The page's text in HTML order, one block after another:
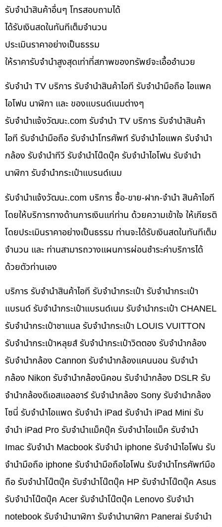
รับจำนำสินค้าอื่นๆ โทรสอบถามได้
ได้รับเงินสดในทันทีเต็มจำนวน
ประเมินราคาอย่างเป็นธรรม
ให้ราคารับจำนำสูงสุดเท่าที่สภาพของทรัพย์จะเอื้ออำนวย
รับจำนำ TV บริการ รับจำนำสินค้าไอที รับจำนำมือถือ ไอแพค
ไอโฟน นาฬิกา และ ของแบรนด์เนมต่างๆ
รับจํานําแจ้งวัฒนะ.com รับจำนำ TV บริการ รับจำนำสินค้า
ไอที รับจำนำมือถือ รับจำนำโทรศัพท์ รับจำนำไอแพค รับจำนำ
กล้อง รับจำนำทีวี รับจำนำโน๊ดบุ๊ค รับจำนำไอโฟน รับจำนำ
นาฬิกา รับจำนำกระเป๋าแบรนด์เนม
รับจํานําแจ้งวัฒนะ.com บริการ ซื้อ-ขาย-ฝาก-จำนำ สินค้าไอที
โดยให้บริการทางด้านการเงินแก่ท่าน ด้วยความเข้าใจ ให้เกียรติ
โดยประเมินราคาอย่างเป็นธรรม ท่านจะได้รับเงินสดในทันทีเต็ม
จำนวน และ ท่านสามารถวางแผนการผ่อนชำระค่าบริการได้
ด้วยตัวท่านเอง
บริการ รับจำนำสินค้าไอที รับจำนำกระเป๋า รับจำนำกระเป๋า
แบรนด์ รับจำนำกระเป๋าแบรนด์เนม รับจำนำกระเป๋า CHANEL
รับจำนำกระเป๋าชาแนล รับจำนำกระเป๋า LOUIS VUITTON
รับจำนำกระเป๋าหลุยส์ รับจำนำกระเป๋าวิตตอง รับจำนำกล้อง
รับจำนำกล้อง Cannon รับจำนำกล้องแคนนอน รับจำนำ
กล้อง Nikon รับจำนำกล้องนิคอน รับจำนำกล้อง DSLR รับ
จำนำกล้องดีเอสแอลอาร์ รับจำนำกล้อง Sony รับจำนำกล้อง
โซนี่ รับจำนำไอแพด รับจำนำ iPad รับจำนำ iPad Mini รับ
จำนำ iPad Pro รับจำนำแม็คบุ๊ค รับจำนำไอแม็ค รับจำนำ
Imac รับจำนำ Macbook รับจำนำ iphone รับจำนำไอโฟน รับ
จำนำมือถือ iphone รับจำนำมือถือไอโฟน รับจำนำโทรศัพท์มือ
ถือ รับจำนำโน๊ตบุ๊ค รับจำนำโน๊ตบุ๊ค HP รับจำนำโน๊ตบุ๊ค Asus
รับจำนำโน๊ตบุ๊ค Acer รับจำนำโน๊ตบุ๊ค Lenovo รับจำนำ
notebook รับจำนำนาฬิกา รับจำนำนาฬิกา Panerai รับจำนำ